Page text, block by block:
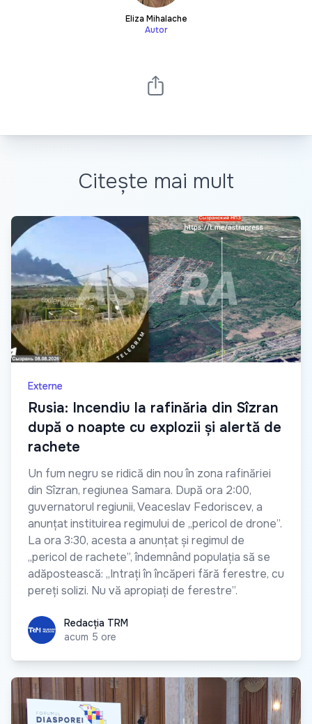
Eliza Mihalache
Autor
Citește mai mult
Externe
Rusia: Incendiu la rafinăria din Sîzran
după o noapte cu explozii și alertă de
rachete
Un fum negru se ridică din nou în zona rafinăriei
din Sîzran, regiunea Samara. După ora 2:00,
guvernatorul regiunii, Veaceslav Fedoriscev, a
anunțat instituirea regimului de „pericol de drone”.
La ora 3:30, acesta a anunțat și regimul de
„pericol de rachete”, îndemnând populația să se
adăpostească: „Intrați în încăperi fără ferestre, cu
pereți solizi. Nu vă apropiați de ferestre”.
Redacția TRM
Redacția TRM
acum 5 ore